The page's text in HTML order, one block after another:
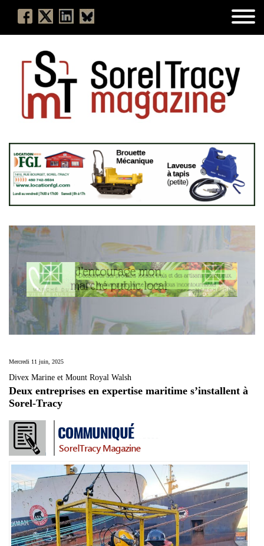
Mercredi 11 juin, 2025
Divex Marine et Mount Royal Walsh
Deux entreprises en expertise maritime s’installent à
Sorel-Tracy